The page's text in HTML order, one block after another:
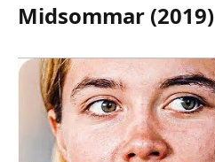
Midsommar (2019)